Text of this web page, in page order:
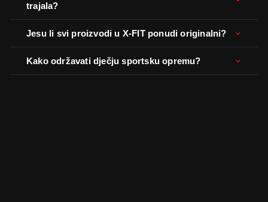
trajala?
Jesu li svi proizvodi u X-FIT ponudi originalni?
Kako održavati dječju sportsku opremu?